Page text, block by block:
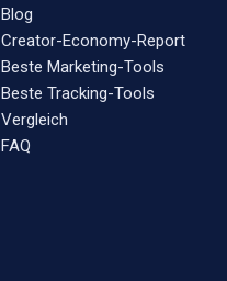
Blog
Creator-Economy-Report
Beste Marketing-Tools
Beste Tracking-Tools
Vergleich
FAQ